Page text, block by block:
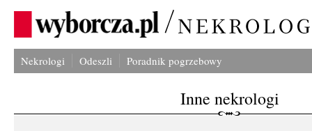
Nekrologi Odeszli Poradnik pogrzebowy
Inne nekrologi